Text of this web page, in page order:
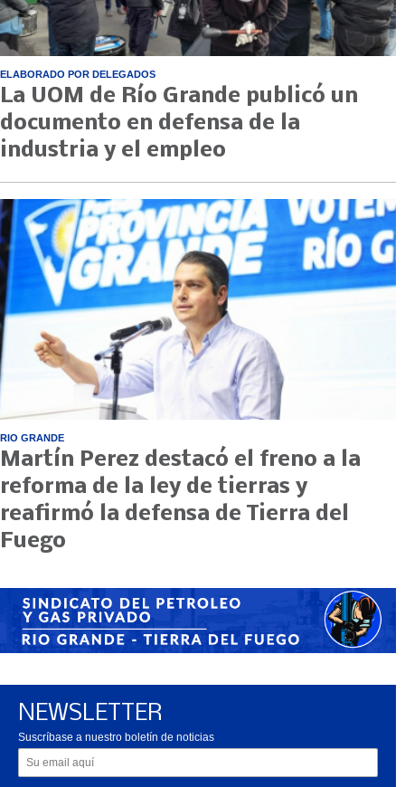
ELABORADO POR DELEGADOS
La UOM de Río Grande publicó un
documento en defensa de la
industria y el empleo
RIO GRANDE
Martín Perez destacó el freno a la
reforma de la ley de tierras y
reafirmó la defensa de Tierra del
Fuego
NEWSLETTER
Suscríbase a nuestro boletín de noticias